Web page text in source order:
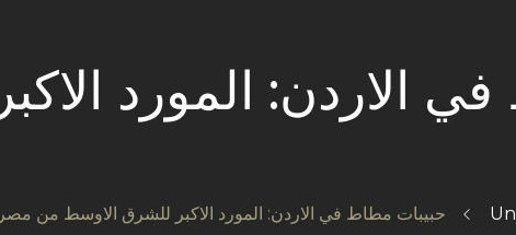
الاردن: المورد
حبيبات مطاط في الاردن: المورد الاكبر للشرق الاوسط من مصر 2025